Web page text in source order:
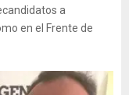
a
en el Frente de